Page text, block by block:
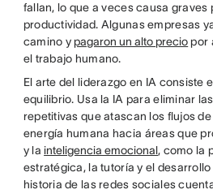
fallan, lo que a veces causa graves
productividad. Algunas empresas
camino y pagaron un alto precio por
el trabajo humano.
El arte del liderazgo en IA consiste
equilibrio. Usa la IA para eliminar
repetitivas que atascan los flujos
energía humana hacia áreas que
y la inteligencia emocional, como la
estratégica, la tutoría y el
historia de las redes sociales